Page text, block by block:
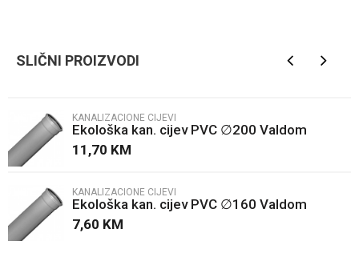
Poruka
SLIČNI PROIZVODI
KANALIZACIONE CIJEVI
Ekološka kan. cijev PVC ∅200 Valdom
11,70 KM
KANALIZACIONE CIJEVI
Ekološka kan. cijev PVC ∅160 Valdom
7,60 KM